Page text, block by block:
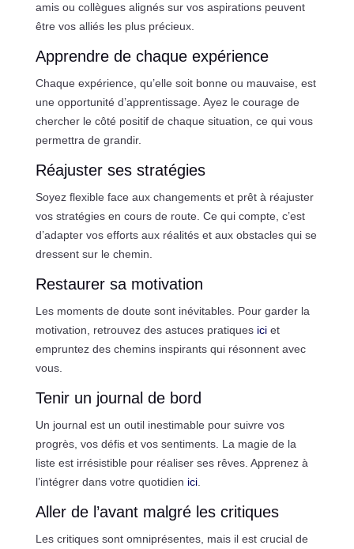
amis ou collègues alignés sur vos aspirations peuvent
être vos alliés les plus précieux.
Apprendre de chaque expérience
Chaque expérience, qu’elle soit bonne ou mauvaise, est
une opportunité d’apprentissage. Ayez le courage de
chercher le côté positif de chaque situation, ce qui vous
permettra de grandir.
Réajuster ses stratégies
Soyez flexible face aux changements et prêt à réajuster
vos stratégies en cours de route. Ce qui compte, c’est
d’adapter vos efforts aux réalités et aux obstacles qui se
dressent sur le chemin.
Restaurer sa motivation
Les moments de doute sont inévitables. Pour garder la
motivation, retrouvez des astuces pratiques iciet
empruntez des chemins inspirants qui résonnent avec
vous.
Tenir un journal de bord
Un journal est un outil inestimable pour suivre vos
progrès, vos défis et vos sentiments. La magie de la
liste est irrésistible pour réaliser ses rêves. Apprenez à
l’intégrer dans votre quotidien ici.
Aller de l’avant malgré les critiques
Les critiques sont omniprésentes, mais il est crucial de